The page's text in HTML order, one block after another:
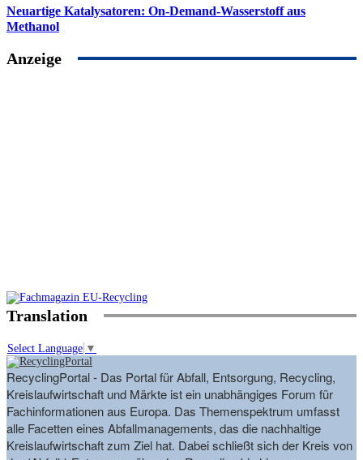
Neuartige Katalysatoren: On-Demand-Wasserstoff aus
Methanol
Anzeige
Translation
Select Language ▼
RecyclingPortal - Das Portal für Abfall, Entsorgung, Recycling,
Kreislaufwirtschaft und Märkte ist ein unabhängiges Forum für
Fachinformationen aus Europa. Das Themenspektrum umfasst
alle Facetten eines Abfallmanagements, das die nachhaltige
Kreislaufwirtschaft zum Ziel hat. Dabei schließt sich der Kreis von